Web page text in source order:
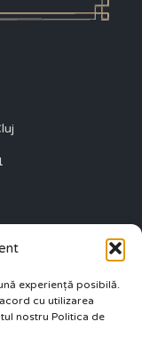
experiență posibilă.
cu utilizarea
nostru Politica de